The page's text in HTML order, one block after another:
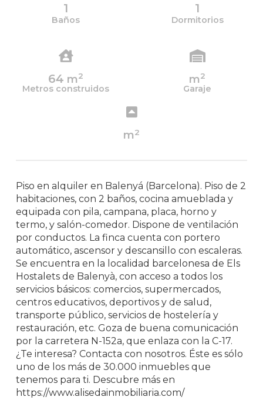
1
Baños
1
Dormitorios
64 m2
Metros construidos
m2
Garaje
m2
Piso en alquiler en Balenyá (Barcelona). Piso de 2
habitaciones, con 2 baños, cocina amueblada y
equipada con pila, campana, placa, horno y
termo, y salón-comedor. Dispone de ventilación
por conductos. La finca cuenta con portero
automático, ascensor y descansillo con escaleras.
Se encuentra en la localidad barcelonesa de Els
Hostalets de Balenyà, con acceso a todos los
servicios básicos: comercios, supermercados,
centros educativos, deportivos y de salud,
transporte público, servicios de hostelería y
restauración, etc. Goza de buena comunicación
por la carretera N-152a, que enlaza con la C-17.
¿Te interesa? Contacta con nosotros. Éste es sólo
uno de los más de 30.000 inmuebles que
tenemos para ti. Descubre más en
https://www.alisedainmobiliaria.com/